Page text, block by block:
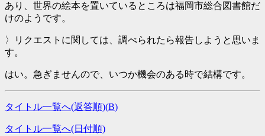
あり、世界の絵本を置いているところは福岡市総合図書館だ
けのようです。
〉リクエストに関しては、調べられたら報告しようと思いま
す。
はい。急ぎませんので、いつか機会のある時で結構です。
タイトル一覧へ(返答順)(B)
タイトル一覧へ(日付順)